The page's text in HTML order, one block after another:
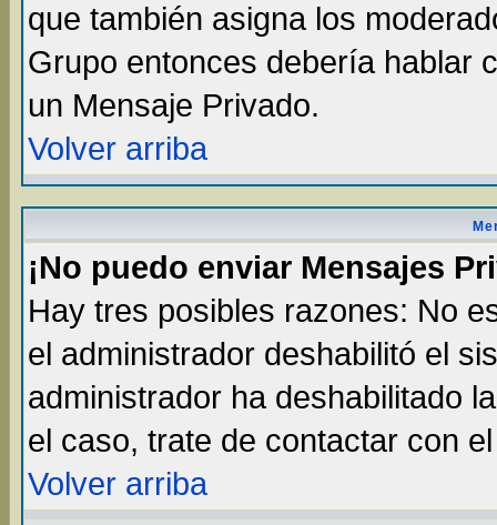
que también asigna los
Grupo entonces debería hablar
un Mensaje Privado.
Volver arriba
¡No puedo enviar Mensajes
Hay tres posibles razones: No
el administrador deshabilitó el
administrador ha deshabilitado
el caso, trate de contactar con
Volver arriba